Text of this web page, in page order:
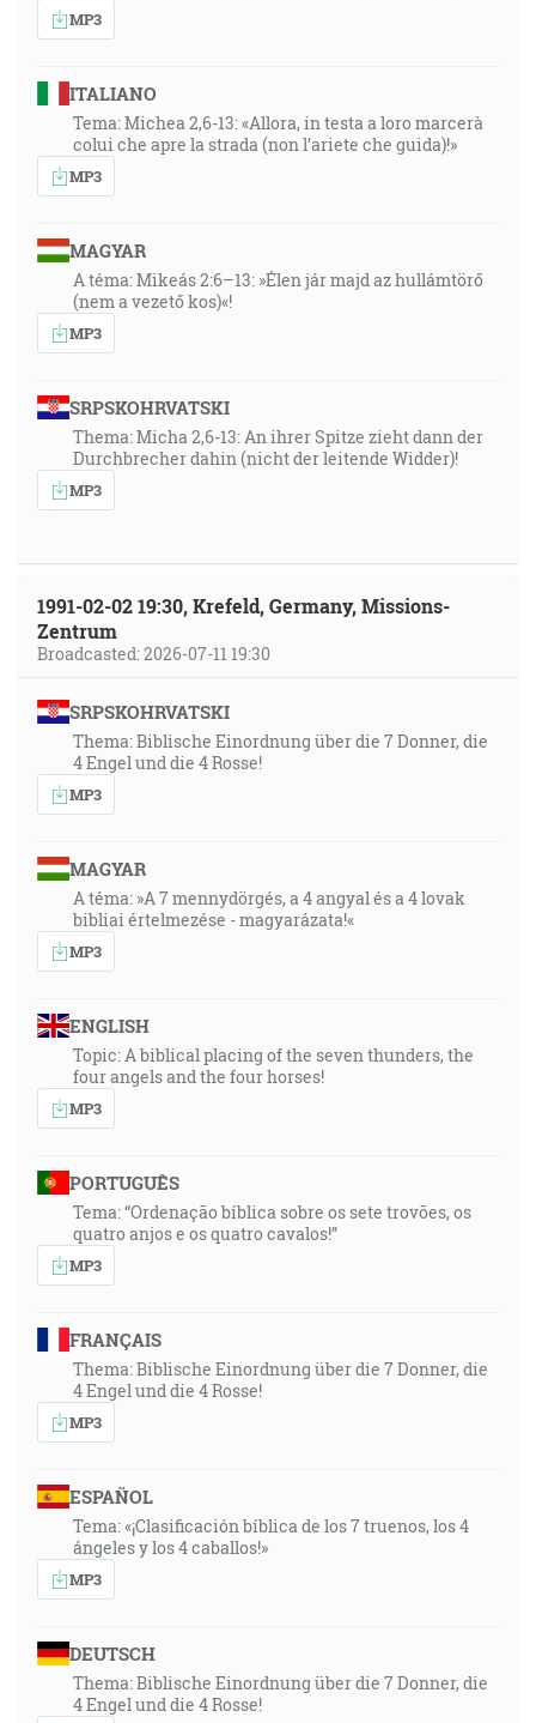
MP3
ITALIANO
Tema: Michea 2,6-13: «Allora, in testa a loro marcerà
colui che apre la strada (non l’ariete che guida)!»
MP3
MAGYAR
A téma: Mikeás 2:6–13: »Élen jár majd az hullámtörő
(nem a vezető kos)«!
MP3
SRPSKOHRVATSKI
Thema: Micha 2,6-13: An ihrer Spitze zieht dann der
Durchbrecher dahin (nicht der leitende Widder)!
MP3
1991-02-02 19:30, Krefeld, Germany, Missions-
Zentrum
Broadcasted: 2026-07-11 19:30
SRPSKOHRVATSKI
Thema: Biblische Einordnung über die 7 Donner, die
4 Engel und die 4 Rosse!
MP3
MAGYAR
A téma: »A 7 mennydörgés, a 4 angyal és a 4 lovak
bibliai értelmezése - magyarázata!«
MP3
ENGLISH
Topic: A biblical placing of the seven thunders, the
four angels and the four horses!
MP3
PORTUGUÊS
Tema: “Ordenação bíblica sobre os sete trovões, os
quatro anjos e os quatro cavalos!”
MP3
FRANÇAIS
Thema: Biblische Einordnung über die 7 Donner, die
4 Engel und die 4 Rosse!
MP3
ESPAÑOL
Tema: «¡Clasificación bíblica de los 7 truenos, los 4
ángeles y los 4 caballos!»
MP3
DEUTSCH
Thema: Biblische Einordnung über die 7 Donner, die
4 Engel und die 4 Rosse!